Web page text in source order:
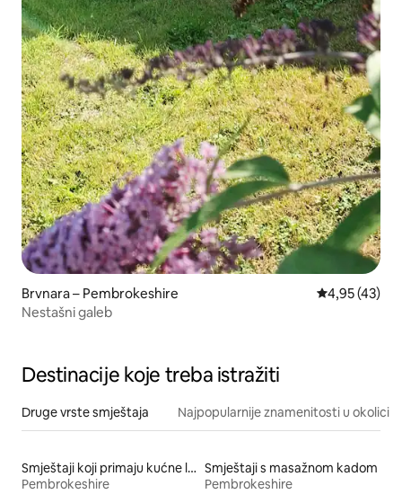
Brvnara – Pembrokeshire Prosječna
4,95 (43)
Nestašni galeb
Destinacije koje treba istražiti
Druge vrste smještaja Najpopularnije znamenitosti u okolici
Smještaji koji primaju kućne ljubimce
Pembrokeshire
Smještaji s masažnom kadom
Pembrokeshire